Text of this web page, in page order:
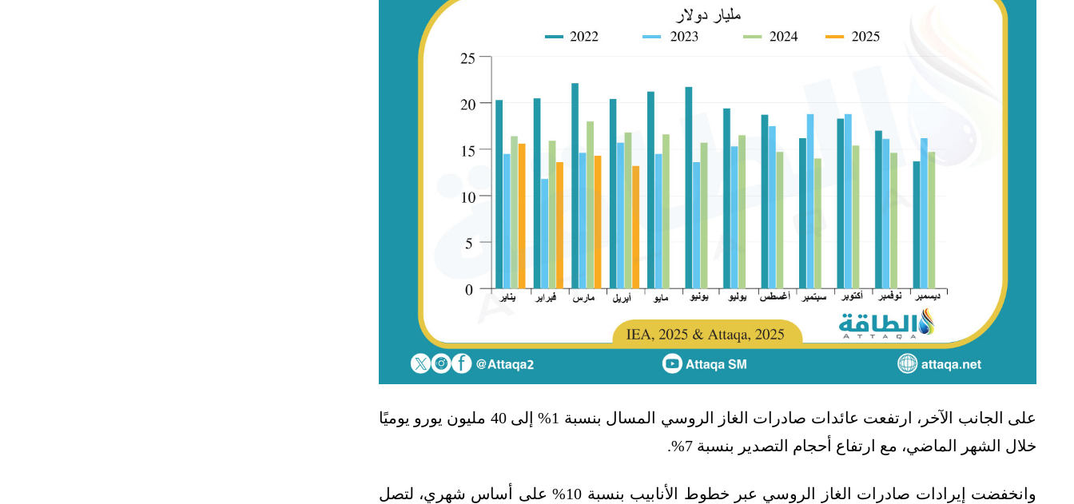
على الجانب الآخر، ارتفعت عائدات صادرات الغاز الروسي المسال بنسبة 1% إلى 40 مليون يورو يوميًا
خلال الشهر الماضي، مع ارتفاع أحجام التصدير بنسبة 7%.
وانخفضت إيرادات صادرات الغاز الروسي عبر خطوط الأنابيب بنسبة 10% على أساس شهري، لتصل